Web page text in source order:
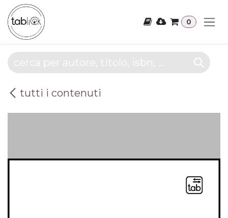
Passa al contenuto
0
tutti i contenuti